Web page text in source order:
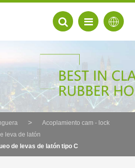
Acoplamiento cam - lock
leva de latón
de levas de latón tipo C